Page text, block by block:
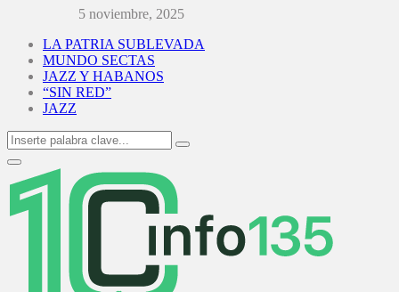
5 noviembre, 2025
LA PATRIA SUBLEVADA
MUNDO SECTAS
JAZZ Y HABANOS
“SIN RED”
JAZZ
Search
for:
Search
Primary
Menu